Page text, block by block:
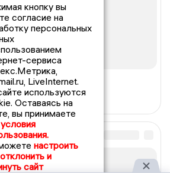
кнопку вы
согласие на
персональных
сервиса
LiveInternet.
используются
Оставаясь на
вы принимаете
настроить
отклонить и
сайт